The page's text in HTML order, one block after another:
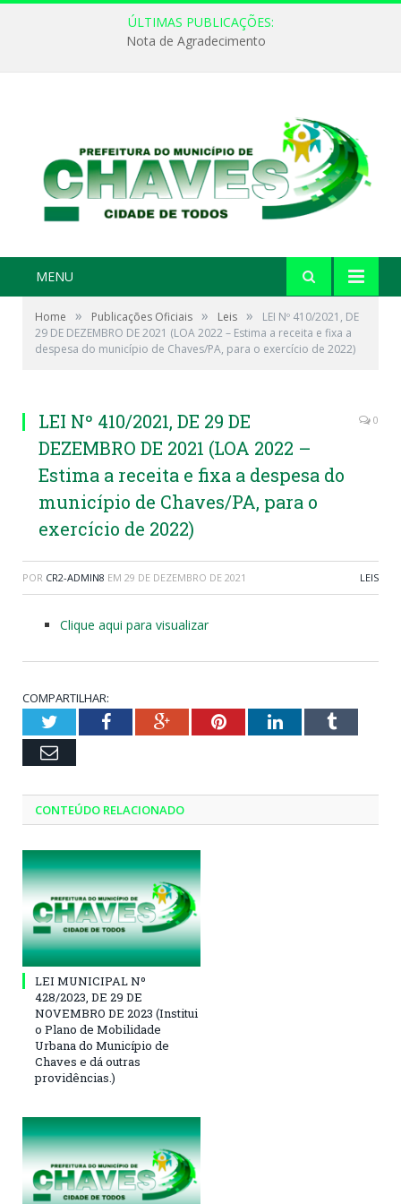
ÚLTIMAS PUBLICAÇÕES:
Nota de Agradecimento
MENU
Home » Publicações Oficiais » Leis »
LEI Nº 410/2021, DE
29 DE DEZEMBRO DE 2021 (LOA 2022 – Estima a receita e fixa a
despesa do município de Chaves/PA, para o exercício de 2022)
LEI Nº 410/2021, DE 29 DE
DEZEMBRO DE 2021 (LOA 2022 –
Estima a receita e fixa a despesa do
município de Chaves/PA, para o
exercício de 2022)
0
POR CR2-ADMIN8 EM 29 DE DEZEMBRO DE 2021 LEIS
Clique aqui para visualizar
COMPARTILHAR:
TwitterFacebookGoogle+PinterestLinkedInTumblr
Email
CONTEÚDO RELACIONADO
LEI MUNICIPAL Nº
428/2023, DE 29 DE
NOVEMBRO DE 2023 (Institui
o Plano de Mobilidade
Urbana do Município de
Chaves e dá outras
providências.)